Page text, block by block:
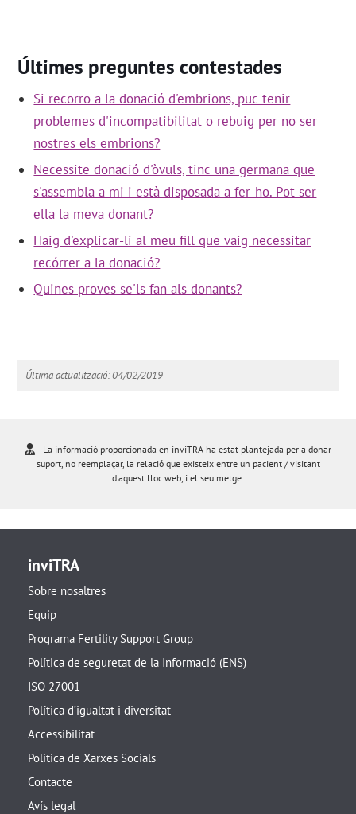
Últimes preguntes contestades
Si recorro a la donació d'embrions, puc tenir
problemes d'incompatibilitat o rebuig per no ser
nostres els embrions?
Necessite donació d'òvuls, tinc una germana que
s'assembla a mi i està disposada a fer-ho. Pot ser
ella la meva donant?
Haig d'explicar-li al meu fill que vaig necessitar
recórrer a la donació?
Quines proves se'ls fan als donants?
Última actualització: 04/02/2019
La informació proporcionada en inviTRA ha estat plantejada per a donar
suport, no reemplaçar, la relació que existeix entre un pacient / visitant
d'aquest lloc web, i el seu metge.
inviTRA
Sobre nosaltres
Equip
Programa Fertility Support Group
Política de seguretat de la Informació (ENS)
ISO 27001
Política d’igualtat i diversitat
Accessibilitat
Política de Xarxes Socials
Contacte
Avís legal